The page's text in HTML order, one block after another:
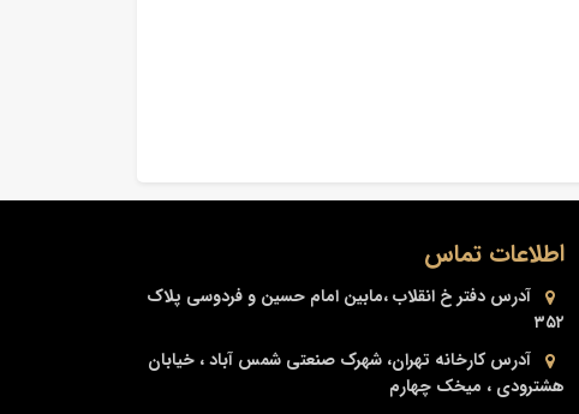
اطلاعات تماس
آدرس دفتر خ انقلاب ،مابین امام حسین و فردوسی پلاک
۳۵۲
آدرس کارخانه تهران، شهرک صنعتی شمس آباد ، خیابان
هشترودی ، میخک چهارم